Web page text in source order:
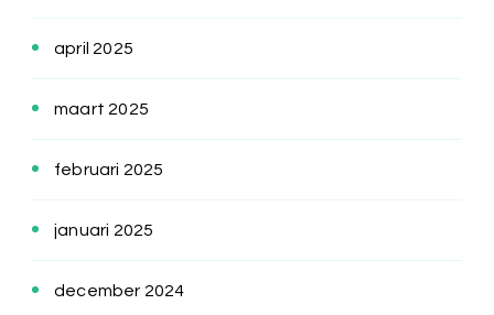
april 2025
maart 2025
februari 2025
januari 2025
december 2024